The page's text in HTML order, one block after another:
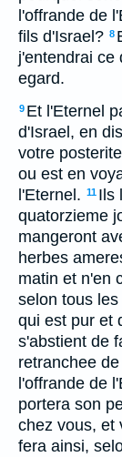
l'offrande de
fils d'Israel? 8
j'entendrai ce
egard.
9 Et l'Eternel
d'Israel, en
votre
ou est en
l'Eternel. 11 Ils
quatorzieme
mangeront
herbes
matin et n'en
selon tous
qui est pur et
s'abstient de
retranchee
l'offrande de
portera son
chez vous, et
fera ainsi,